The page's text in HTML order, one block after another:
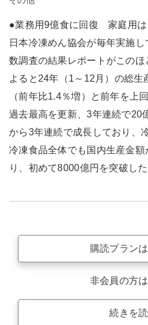
●業務用9億食に回復 家庭用は
日本冷凍めん協会が毎年実施
数調査の結果レポートがこの
よると24年（1～12月）の総生
（前年比1.4％増）と前年を上
過去最高を更新、3年連続で20
から3年連続で成長しており、
冷凍食品全体でも国内生産金
り、初めて8000億円を突破し
購読プラン
非会員の方
続きを